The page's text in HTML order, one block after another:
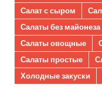
Салат с сыром
Салаты без майонеза
Салаты овощные
Салаты простые
Холодные закуски